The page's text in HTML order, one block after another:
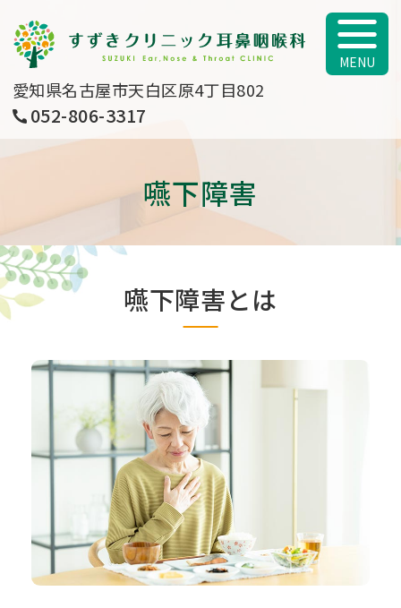
すずきクリニ
愛知県名古屋市天白区原4丁目802
052-806-3317
嚥下障害
嚥下障害とは